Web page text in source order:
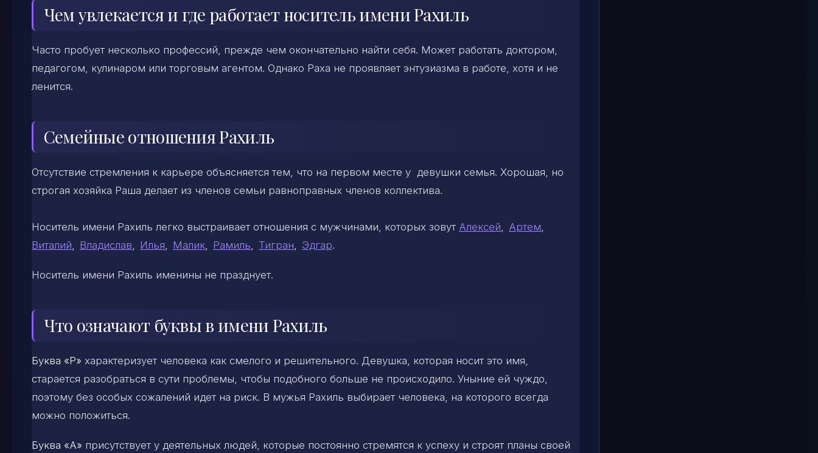
Чем увлекается и где работает носитель имени Рахиль
Часто пробует несколько профессий, прежде чем окончательно найти себя. Может работать доктором,
педагогом, кулинаром или торговым агентом. Однако Раха не проявляет энтузиазма в работе, хотя и не
ленится.
Семейные отношения Рахиль
Отсутствие стремления к карьере объясняется тем, что на первом месте у девушки семья. Хорошая, но
строгая хозяйка Раша делает из членов семьи равноправных членов коллектива.
Носитель имени Рахиль легко выстраивает отношения с мужчинами, которых зовут Алексей, Артем,
Виталий, Владислав, Илья, Малик, Рамиль, Тигран, Эдгар.
Носитель имени Рахиль именины не празднует.
Что означают буквы в имени Рахиль
Буква «Р» характеризует человека как смелого и решительного. Девушка, которая носит это имя,
старается разобраться в сути проблемы, чтобы подобного больше не происходило. Уныние ей чуждо,
поэтому без особых сожалений идет на риск. В мужья Рахиль выбирает человека, на которого всегда
можно положиться.
Буква «А» присутствует у деятельных людей, которые постоянно стремятся к успеху и строят планы своей